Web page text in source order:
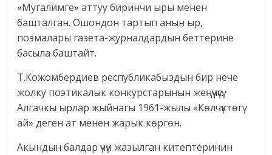
«Мугалимге» аттуу биринчи ыры менен
башталган. Ошондон тартып анын ыр,
поэмалары газета-журналдардын беттерине
басыла баштайт.
Т.Кожомбердиев республикабыздын бир нече
жолку поэтикалык конкурстарынын жеңүүчүсү.
Алгачкы ырлар жыйнагы 1961-жылы «Көлчүктөгү
ай» деген ат менен жарык көргөн.
Акындын балдар үчүн жазылган китептеринин